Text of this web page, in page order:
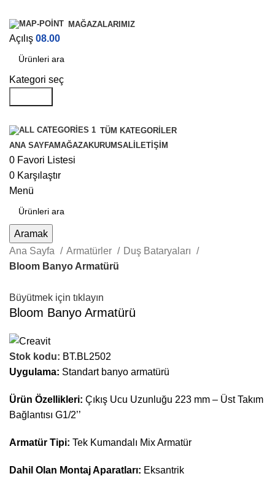
MAĞAZALARIMIZ
Açılış 08.00
Kategori seç
TÜM KATEGORILER
ANA SAYFAMAĞAZAKURUMSAL İLETIŞIM
0 Favori Listesi
0 Karşılaştır
Menü
Aramak
Ana Sayfa
Armatürler
Duş Bataryaları
Bloom Banyo Armatürü
Büyütmek için tıklayın
Bloom Banyo Armatürü
Stok kodu: BT.BL2502
Uygulama: Standart banyo armatürü
Ürün Özellikleri: Çıkış Ucu Uzunluğu 223 mm – Üst Takım
Bağlantısı G1/2’’
Armatür Tipi: Tek Kumandalı Mix Armatür
Dahil Olan Montaj Aparatları: Eksantrik